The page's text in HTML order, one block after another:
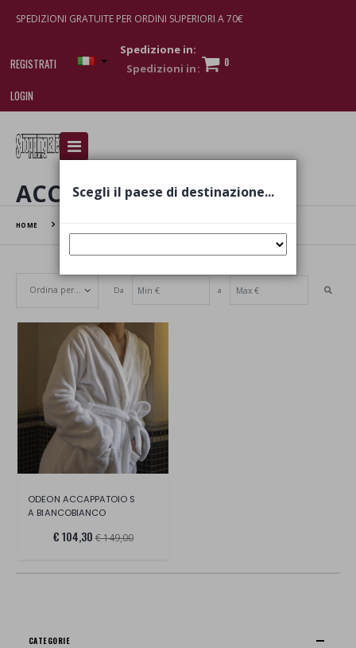
SPEDIZIONI GRATUITE PER ORDINI SUPERIORI A 70€
REGISTRATI
LOGIN
Spedizione in:
0
I am doing used car sales, in order to show my
various brand-name watches, which of course are
ACCAPPATOIO
HOME
Set Ascending Direction
Da a
ODEON ACCAPPATOIO S
A BIANCOBIANCO
€ 104,30 € 149,00
CATEGORIE
Scegli il paese di destinazione...